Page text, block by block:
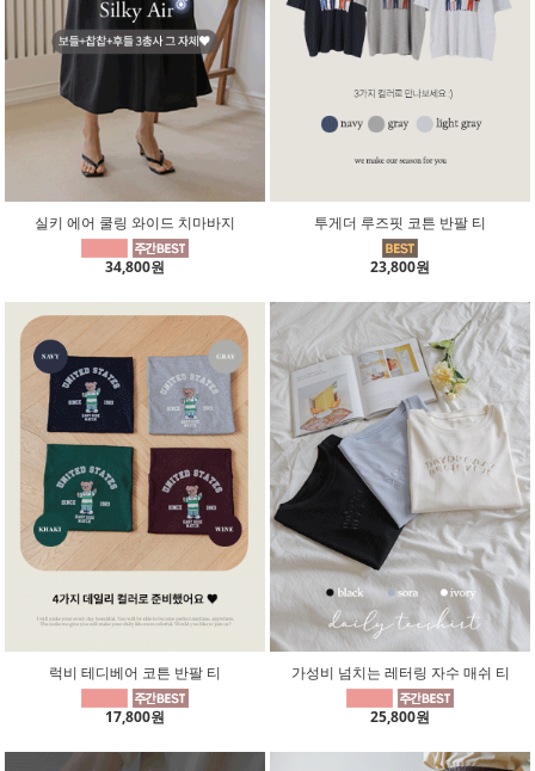
실키 에어 쿨링 와이드 치마바지
34,800원
투게더 루즈핏 코튼 반팔 티
23,800원
럭비 테디베어 코튼 반팔 티
17,800원
가성비 넘치는 레터링 자수 매쉬 티
25,800원